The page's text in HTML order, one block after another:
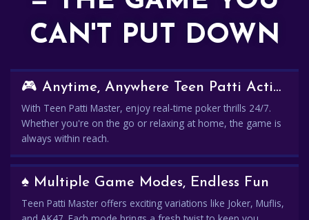
CAN'T PUT DOWN
🎮 Anytime, Anywhere Teen Patti Action
With Teen Patti Master, enjoy real-time poker thrills 24/7.
Whether you're on the go or relaxing at home, the game is
always within reach.
♠️ Multiple Game Modes, Endless Fun
Teen Patti Master offers exciting variations like Joker, Muflis,